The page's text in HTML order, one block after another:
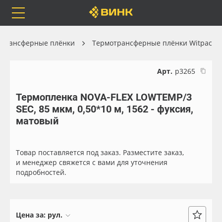
Каталог
Orafol
Бренды
Доставка
Весь каталог
Рулонные материалы
Самоклеящиеся плёнки
Листовые материалы
плёнки Термотрансферные плёнки Witpac
Арт. р3265
Термопленка NOVA-FLEX LOWTEMP/3
SEC, 85 мкм, 0,50*10 м, 1562 - фуксия,
матовый
Товар поставляется под заказ. Разместите заказ,
и менеджер свяжется с вами для уточнения
подробностей.
Цена за: рул.